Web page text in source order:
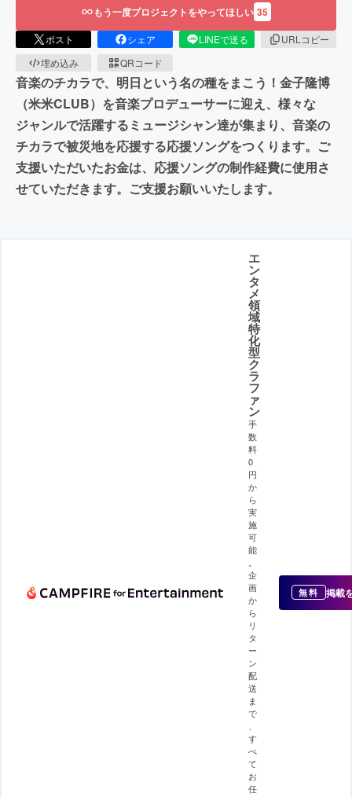
もう一度プロジェクトをやってほしい 35
ポスト シェア LINEで送る
URLコピー
埋め込み
QRコード
音楽のチカラで、明日という名の種をまこう！金子隆博
（米米CLUB）を音楽プロデューサーに迎え、様々な
ジャンルで活躍するミュージシャン達が集まり、音楽の
チカラで被災地を応援する応援ソングをつくります。ご
支援いただいたお金は、応援ソングの制作経費に使用さ
せていただきます。ご支援お願いいたします。
エ
ン
タ
メ
領
域
特
化
型
ク
ラ
フ
ァ
ン
手
数
料
0
円
か
ら
実
施
可
能
企
画
か
ら
リ
タ
ー
ン
配
送
ま
で
す
べ
て
お
任
無料 掲載